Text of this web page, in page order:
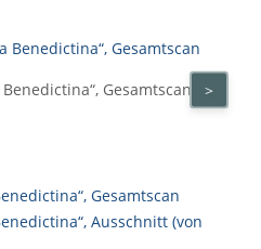
Gesamtscan >